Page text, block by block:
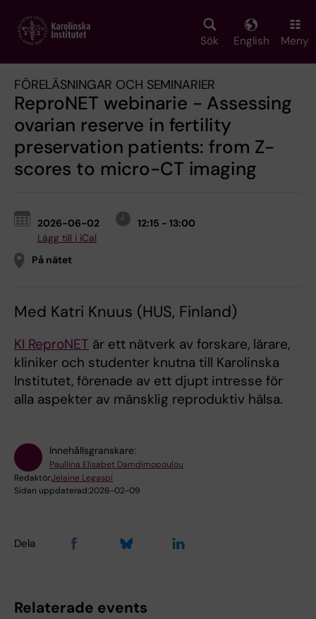
main
Sök English Meny
FÖRELÄSNINGAR OCH SEMINARIER
ReproNET webinarie - Assessing
ovarian reserve in fertility
preservation patients: from Z-
scores to micro-CT imaging
2026-06-02
12:15 - 13:00
Lägg till i iCal
På nätet
Med Katri Knuus (HUS, Finland)
KI ReproNET är ett nätverk av forskare, lärare,
kliniker och studenter knutna till Karolinska
Institutet, förenade av ett djupt intresse för
alla aspekter av mänsklig reproduktiv hälsa.
Innehållsgranskare:
Pauliina Elisabet Damdimopoulou
Redaktör:Jelaine Legaspi
Sidan uppdaterad:2026-02-09
Dela
Relaterade events